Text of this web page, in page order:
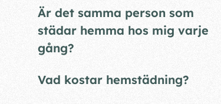
Är det samma person som
städar hemma hos mig varje
gång?
Vad kostar hemstädning?